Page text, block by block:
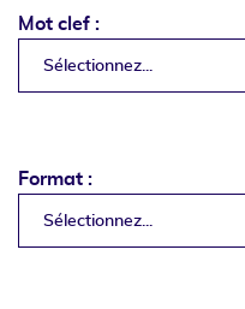
Mot clef :
Sélectionnez...
Format :
Sélectionnez...